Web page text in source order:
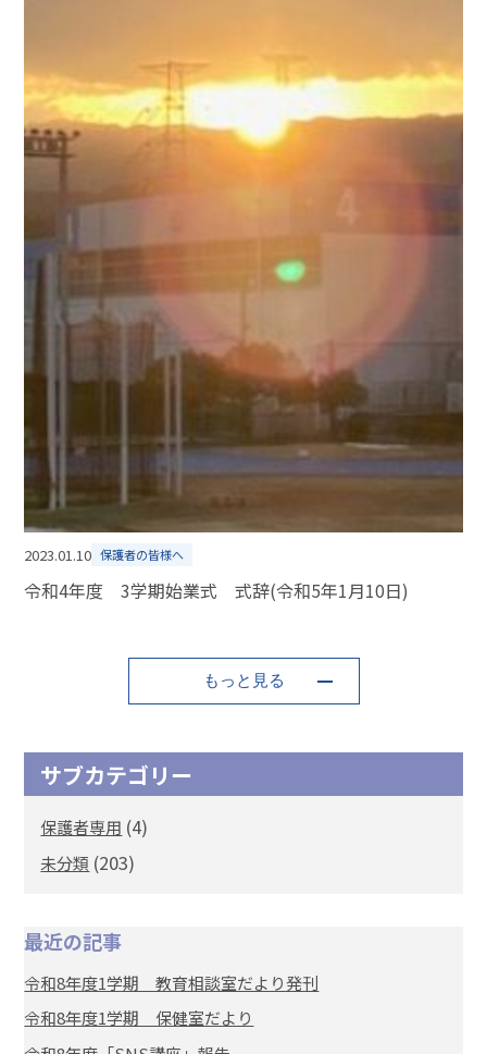
2023.01.10 保護者の皆様へ
令和4年度 3学期始業式 式辞(令和5年1月10日)
もっと見る
サブカテゴリー
保護者専用 (4)
未分類 (203)
最近の記事
令和8年度1学期 教育相談室だより発刊
令和8年度1学期 保健室だより